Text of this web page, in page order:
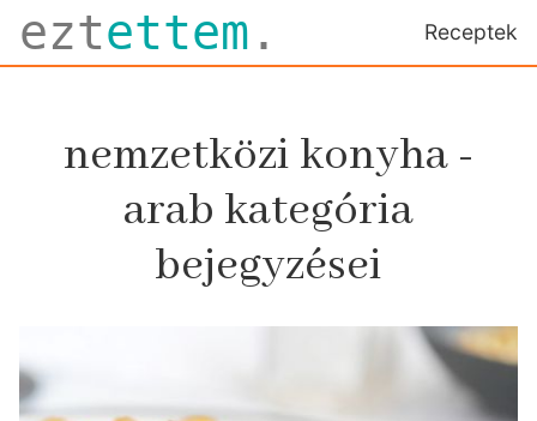
eztettem . Receptek
nemzetközi konyha -
arab kategória
bejegyzései